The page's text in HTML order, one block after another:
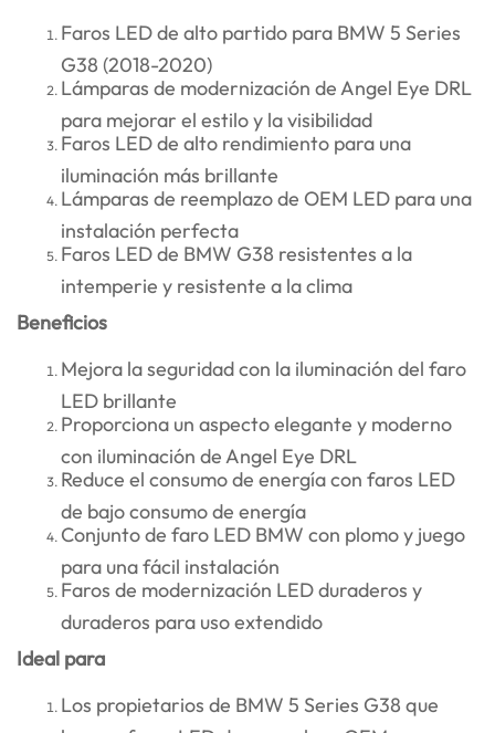
Faros LED de alto partido para BMW 5 Series
G38 (2018-2020)
Lámparas de modernización de Angel Eye DRL
para mejorar el estilo y la visibilidad
Faros LED de alto rendimiento para una
iluminación más brillante
Lámparas de reemplazo de OEM LED para una
instalación perfecta
Faros LED de BMW G38 resistentes a la
intemperie y resistente a la clima
Beneficios
Mejora la seguridad con la iluminación del faro
LED brillante
Proporciona un aspecto elegante y moderno
con iluminación de Angel Eye DRL
Reduce el consumo de energía con faros LED
de bajo consumo de energía
Conjunto de faro LED BMW con plomo y juego
para una fácil instalación
Faros de modernización LED duraderos y
duraderos para uso extendido
Ideal para
Los propietarios de BMW 5 Series G38 que